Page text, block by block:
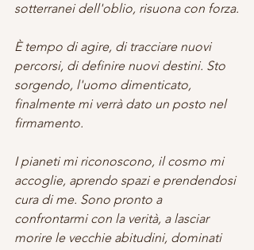
sotterranei dell'oblio, risuona con forza.
È tempo di agire, di tracciare nuovi
percorsi, di definire nuovi destini. Sto
sorgendo, l'uomo dimenticato,
finalmente mi verrà dato un posto nel
firmamento.
I pianeti mi riconoscono, il cosmo mi
accoglie, aprendo spazi e prendendosi
cura di me. Sono pronto a
confrontarmi con la verità, a lasciar
morire le vecchie abitudini, dominati